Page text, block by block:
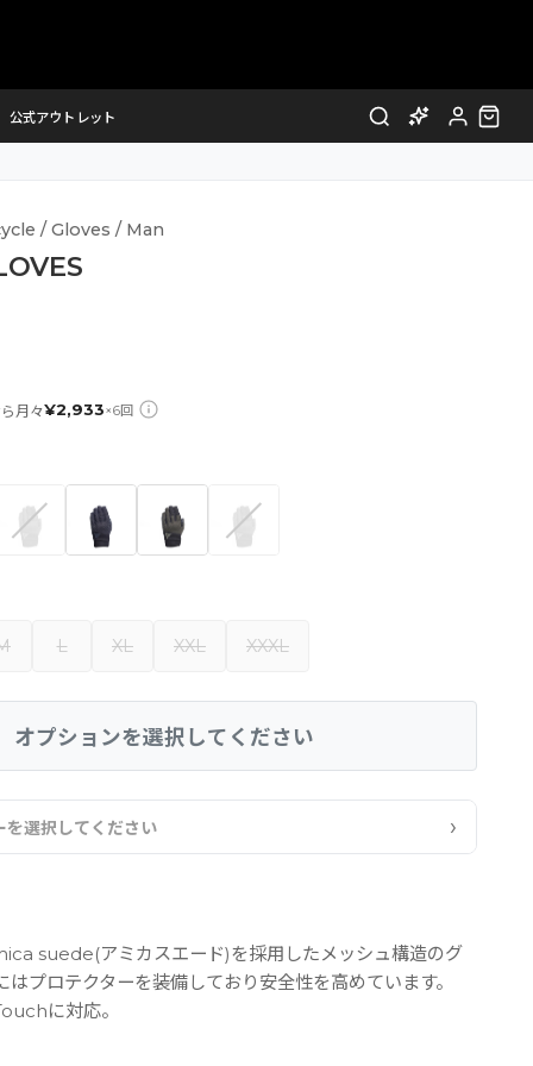
公式アウトレット
/ Gloves / Man
月々¥2,933×6回
L XL XXL XXXL
オプションを選択してください
を選択してください ›
suede(アミカスエード)を採用したメッシュ構造のグ
はプロテクターを装備しており安全性を高めています。
に対応。